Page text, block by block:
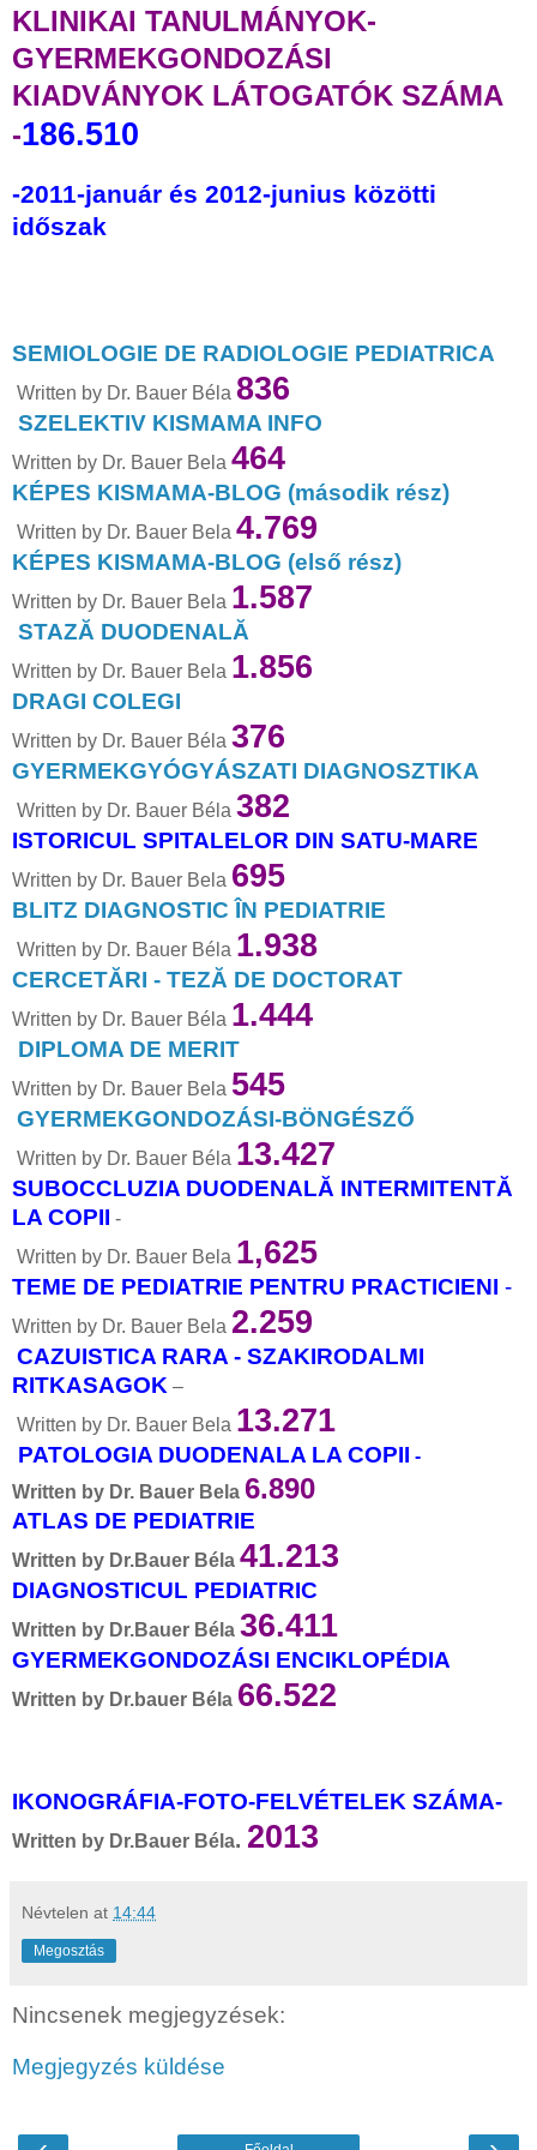
KLINIKAI TANULMÁNYOK-
GYERMEKGONDOZÁSI
KIADVÁNYOK LÁTOGATÓK SZÁMA
-186.510
-2011-január és 2012-junius közötti
időszak
SEMIOLOGIE DE RADIOLOGIE PEDIATRICA
Written by Dr. Bauer Béla 836
SZELEKTIV KISMAMA INFO
Written by Dr. Bauer Bela 464
KÉPES KISMAMA-BLOG (második rész)
Written by Dr. Bauer Bela 4.769
KÉPES KISMAMA-BLOG (első rész)
Written by Dr. Bauer Bela 1.587
STAZĂ DUODENALĂ
Written by Dr. Bauer Bela 1.856
DRAGI COLEGI
Written by Dr. Bauer Béla 376
GYERMEKGYÓGYÁSZATI DIAGNOSZTIKA
Written by Dr. Bauer Béla 382
ISTORICUL SPITALELOR DIN SATU-MARE
Written by Dr. Bauer Bela 695
BLITZ DIAGNOSTIC ÎN PEDIATRIE
Written by Dr. Bauer Béla 1.938
CERCETĂRI - TEZĂ DE DOCTORAT
Written by Dr. Bauer Béla 1.444
DIPLOMA DE MERIT
Written by Dr. Bauer Bela 545
GYERMEKGONDOZÁSI-BÖNGÉSZŐ
Written by Dr. Bauer Béla 13.427
SUBOCCLUZIA DUODENALĂ INTERMITENTĂ
LA COPII -
Written by Dr. Bauer Bela 1,625
TEME DE PEDIATRIE PENTRU PRACTICIENI -
Written by Dr. Bauer Bela 2.259
CAZUISTICA RARA - SZAKIRODALMI
RITKASAGOK –
Written by Dr. Bauer Bela 13.271
PATOLOGIA DUODENALA LA COPII -
Written by Dr. Bauer Bela 6.890
ATLAS DE PEDIATRIE
Written by Dr.Bauer Béla 41.213
DIAGNOSTICUL PEDIATRIC
Written by Dr.Bauer Béla 36.411
GYERMEKGONDOZÁSI ENCIKLOPÉDIA
Written by Dr.bauer Béla 66.522
IKONOGRÁFIA-FOTO-FELVÉTELEK SZÁMA-
Written by Dr.Bauer Béla. 2013
Névtelen at 14:44
Megosztás
Nincsenek megjegyzések:
Megjegyzés küldése